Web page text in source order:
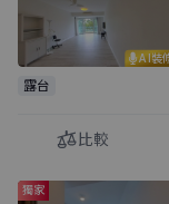
AI裝
露台
比較
獨家